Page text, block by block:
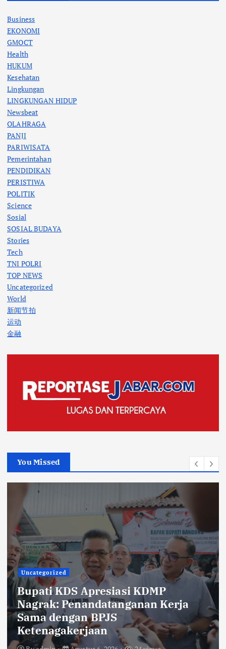
Business
EKONOMI
GMOCT
Health
HUKUM
Kesehatan
Lingkungan
LINGKUNGAN HIDUP
Newsbeat
OLAHRAGA
PANJI
PARIWISATA
Pemerintahan
PENDIDIKAN
PERISTIWA
POLITIK
Science
Sosial
SOSIAL BUDAYA
Stories
Tech
TNI POLRI
TOP NEWS
Uncategorized
World
新闻节拍
运动
金融
You Missed
Uncategorized
KDS Lepas Calon Paskibraka
Kabupaten Bandung 2026,
Tekankan Disiplin, Nasionalisme,
dan Integritas